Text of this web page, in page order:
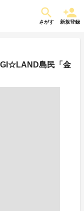
さがす 新規登録
島民「金